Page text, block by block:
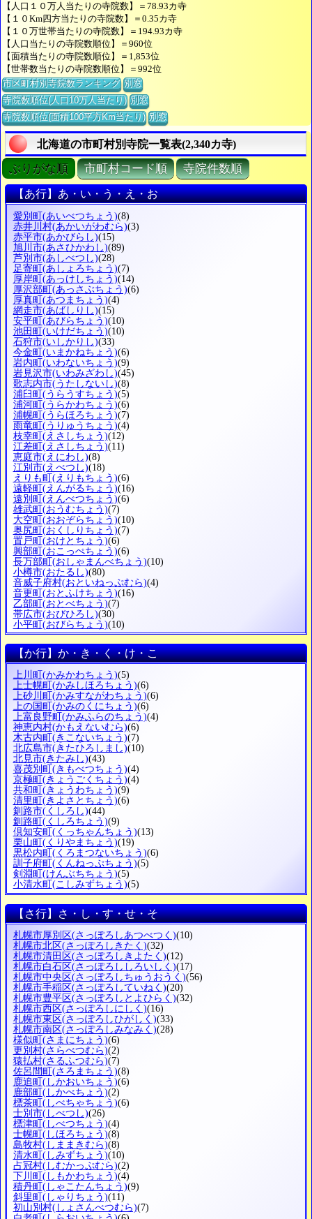
【人口１０万人当たりの寺院数】＝78.93カ寺
【１０Km四方当たりの寺院数】＝0.35カ寺
【１０万世帯当たりの寺院数】＝194.93カ寺
【人口当たりの寺院数順位】＝960位
【面積当たりの寺院数順位】＝1,853位
【世帯数当たりの寺院数順位】＝992位
市区町村別寺院数ランキング 別窓
寺院数順位(人口10万人当たり) 別窓
寺院数順位(面積100平方Km当たり) 別窓
北海道の市町村別寺院一覧表(2,340カ寺)
ぶりがな順 市町村コード順 寺院件数順
【あ行】あ・い・う・え・お
愛別町(あいべつちょう)(8)
赤井川村(あかいがわむら)(3)
赤平市(あかびらし)(15)
旭川市(あさひかわし)(89)
芦別市(あしべつし)(28)
足寄町(あしょろちょう)(7)
厚岸町(あっけしちょう)(14)
厚沢部町(あっさぶちょう)(6)
厚真町(あつまちょう)(4)
網走市(あばしりし)(15)
安平町(あびらちょう)(10)
池田町(いけだちょう)(10)
石狩市(いしかりし)(33)
今金町(いまかねちょう)(6)
岩内町(いわないちょう)(9)
岩見沢市(いわみざわし)(45)
歌志内市(うたしないし)(8)
浦臼町(うらうすちょう)(5)
浦河町(うらかわちょう)(6)
浦幌町(うらほろちょう)(7)
雨竜町(うりゅうちょう)(4)
枝幸町(えさしちょう)(12)
江差町(えさしちょう)(11)
恵庭市(えにわし)(8)
江別市(えべつし)(18)
えりも町(えりもちょう)(6)
遠軽町(えんがるちょう)(16)
遠別町(えんべつちょう)(6)
雄武町(おうむちょう)(7)
大空町(おおぞらちょう)(10)
奥尻町(おくしりちょう)(7)
置戸町(おけとちょう)(6)
興部町(おこっぺちょう)(6)
長万部町(おしゃまんべちょう)(10)
小樽市(おたるし)(80)
音威子府村(おといねっぷむら)(4)
音更町(おとふけちょう)(16)
乙部町(おとべちょう)(7)
帯広市(おびひろし)(30)
小平町(おびらちょう)(10)
【か行】か・き・く・け・こ
上川町 (かみかわちょう)(5)
上士幌町 (かみしほろちょう)(6)
上砂川町 (かみすながわちょう)(6)
上の国町 (かみのくにちょう)(6)
上富良野町 (かみふらのちょう)(4)
神恵内村(かもえないむら)(6)
木古内町 (きこないちょう)(7)
北広島市(きたひろしまし)(10)
北見市(きたみし)(43)
喜茂別町 (きもべつちょう)(4)
京極町 (きょうごくちょう)(4)
共和町 (きょうわちょう)(9)
清里町 (きよさとちょう)(6)
釧路市(くしろし)(44)
釧路町 (くしろちょう)(9)
倶知安町 (くっちゃんちょう)(13)
栗山町 (くりやまちょう)(19)
黒松内町 (くろまつないちょう)(6)
訓子府町 (くんねっぷちょう)(5)
剣淵町 (けんぶちちょう)(5)
小清水町 (こしみずちょう)(5)
【さ行】さ・し・す・せ・そ
札幌市厚別区(さっぽろしあつべつく)(10)
札幌市北区(さっぽろしきたく)(32)
札幌市清田区(さっぽろしきよたく)(12)
札幌市白石区(さっぽろししろいしく)(17)
札幌市中央区(さっぽろしちゅうおうく)(56)
札幌市手稲区(さっぽろしていねく)(20)
札幌市豊平区(さっぽろしとよひらく)(32)
札幌市西区(さっぽろしにしく)(16)
札幌市東区(さっぽろしひがしく)(33)
札幌市南区(さっぽろしみなみく)(28)
様似町 (さまにちょう)(6)
更別村(さらべつむら)(2)
猿払村(さるふつむら)(7)
佐呂間町 (さろまちょう)(8)
鹿追町 (しかおいちょう)(6)
鹿部町 (しかべちょう)(2)
標茶町 (しべちゃちょう)(6)
士別市(しべつし)(26)
標津町 (しべつちょう)(4)
士幌町 (しほろちょう)(8)
島牧村(しままきむら)(8)
清水町 (しみずちょう)(10)
占冠村(しむかっぷむら)(2)
下川町 (しもかわちょう)(4)
積丹町 (しゃこたんちょう)(9)
斜里町 (しゃりちょう)(11)
初山別村(しょさんべつむら)(7)